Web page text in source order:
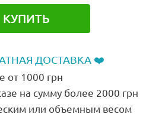
КУПИТЬ
ДОСТАВКА ❤️
от 1000 грн
на сумму более 2000 грн
или объемным весом